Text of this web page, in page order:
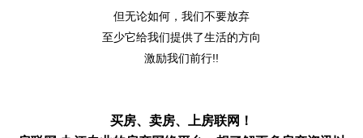
但无论如何，我们不要放弃
至少它给我们提供了生活的方向
激励我们前行!!
买房、卖房、上房联网！